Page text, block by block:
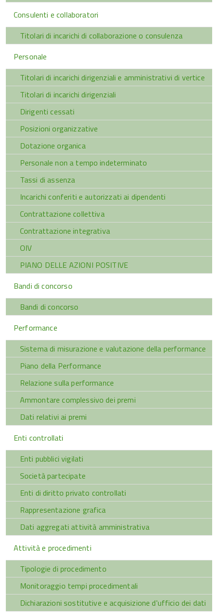
Consulenti e collaboratori
Titolari di incarichi di collaborazione o consulenza
Personale
Titolari di incarichi dirigenziali e amministrativi di vertice
Titolari di incarichi dirigenziali
Dirigenti cessati
Posizioni organizzative
Dotazione organica
Personale non a tempo indeterminato
Tassi di assenza
Incarichi conferiti e autorizzati ai dipendenti
Contrattazione collettiva
Contrattazione integrativa
OIV
PIANO DELLE AZIONI POSITIVE
Bandi di concorso
Bandi di concorso
Performance
Sistema di misurazione e valutazione della performance
Piano della Performance
Relazione sulla performance
Ammontare complessivo dei premi
Dati relativi ai premi
Enti controllati
Enti pubblici vigilati
Società partecipate
Enti di diritto privato controllati
Rappresentazione grafica
Dati aggregati attività amministrativa
Attività e procedimenti
Tipologie di procedimento
Monitoraggio tempi procedimentali
Dichiarazioni sostitutive e acquisizione d'ufficio dei dati